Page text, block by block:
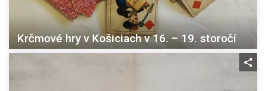
Krčmové hry v Košiciach v 16. – 19. storočí